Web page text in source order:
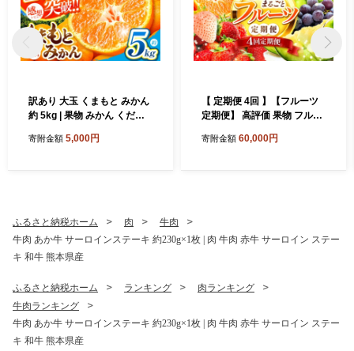
訳あり 大玉 くまもと みかん
約 5kg | 果物 みかん くだも
橘 みかん 柑橘類 みかん ミカ
寄附金額 5,000円
【 定期便 4回 】【フルーツ
定期便】 高評価 果物 フルー
みかん 不知火 スイカ ぶどう
名市
寄附金額 60,000円
ふるさと納税ホーム 肉
牛肉
牛肉 あか牛 サーロインステーキ 約230g×1枚 | 肉 牛肉 赤牛 サーロイン ステー
キ 和牛 熊本県産
ふるさと納税ホーム ランキング
肉ランキング
牛肉ランキング
牛肉 あか牛 サーロインステーキ 約230g×1枚 | 肉 牛肉 赤牛 サーロイン ステー
キ 和牛 熊本県産